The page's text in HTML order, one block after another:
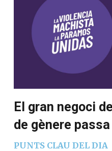
El gran negoci
de gènere
PUNTS CLAU DEL DIA